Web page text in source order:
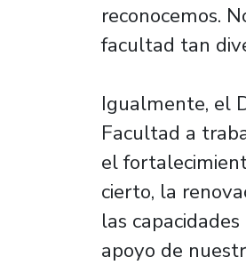
reconocemos.
facultad tan
Igualmente, el
Facultad a
el
cierto, la
las
apoyo de